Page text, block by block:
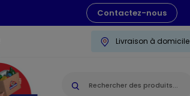
Contactez-nous
Livraison à domicile